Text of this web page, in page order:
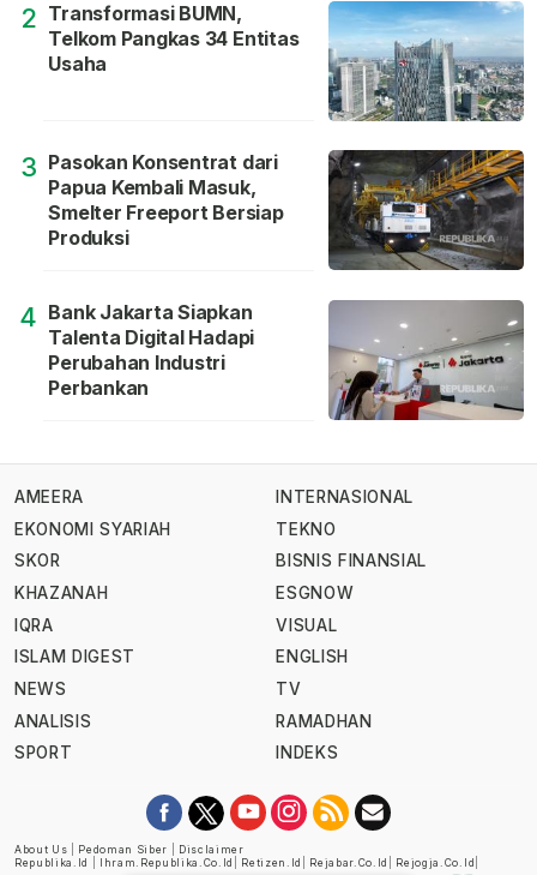
2 Transformasi BUMN,
Telkom Pangkas 34 Entitas
Usaha
3 Pasokan Konsentrat dari
Papua Kembali Masuk,
Smelter Freeport Bersiap
Produksi
4 Bank Jakarta Siapkan
Talenta Digital Hadapi
Perubahan Industri
Perbankan
AMEERA
EKONOMI SYARIAH
SKOR
KHAZANAH
IQRA
ISLAM DIGEST
NEWS
ANALISIS
SPORT
INTERNASIONAL
TEKNO
BISNIS FINANSIAL
ESGNOW
VISUAL
ENGLISH
TV
RAMADHAN
INDEKS
About Us Pedoman Siber
Disclaimer
Republika.id
Ihram.republika.co.id Retizen.id Rejabar.co.id Rejogja.co.id